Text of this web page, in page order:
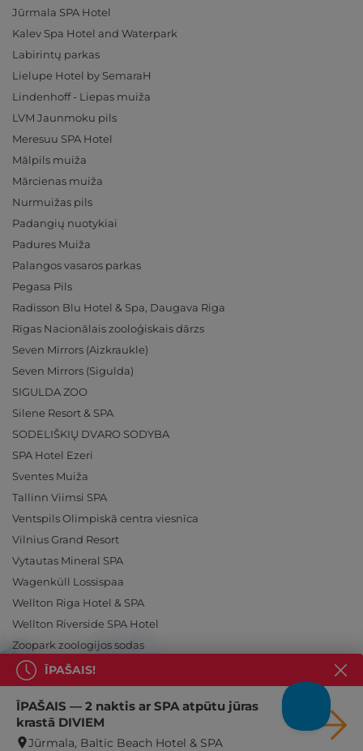
Jūrmala SPA Hotel
Kalev Spa Hotel and Waterpark
Labirintų parkas
Lielupe Hotel by SemaraH
Lindenhoff - Liepas muiža
LVM Jaunmoku pils
Meresuu SPA Hotel
Mālpils muiža
Mārcienas muiža
Nurmuižas pils
Padangių nuotykiai
Padures Muiža
Palangos vasaros parkas
Pegasa Pils
Radisson Blu Hotel & Spa, Daugava Riga
Rīgas Nacionālais zooloģiskais dārzs
Seven Mirrors (Aizkraukle)
Seven Mirrors (Sigulda)
SIGULDA ZOO
Silene Resort & SPA
SODELIŠKIŲ DVARO SODYBA
SPA Hotel Ezeri
Sventes Muiža
Tallinn Viimsi SPA
Ventspils Olimpiskā centra viesnīca
Vilnius Grand Resort
Vytautas Mineral SPA
Wagenküll Lossispaa
Wellton Riga Hotel & SPA
Wellton Riverside SPA Hotel
Zoopark zoologijos sodas
Ieslēdz atpūtu!
ĪPAŠAIS!
ĪPAŠAIS — 2 naktis ar SPA atpūtu jūras
krastā DIVIEM
Jūrmala, Baltic Beach Hotel & SPA